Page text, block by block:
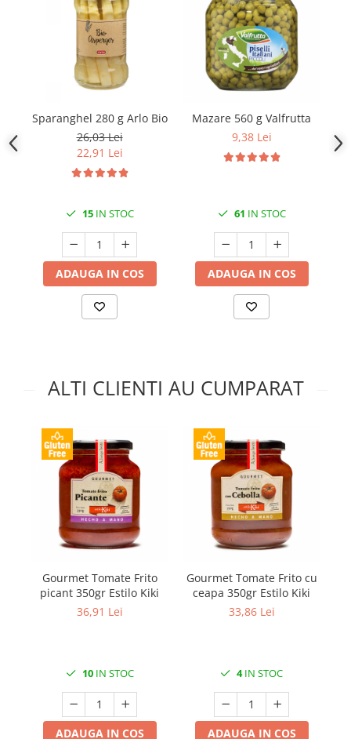
Sparanghel 280 g Arlo Bio
26,03 Lei
22,91 Lei
15IN STOC
ADAUGA IN COS
Mazare 560 g Valfrutta
9,38 Lei
61 IN STOC
ADAUGA IN COS
ALTI CLIENTI AU CUMPARAT
Gourmet Tomate Frito
picant 350gr Estilo Kiki
36,91 Lei
10IN STOC
ADAUGA IN COS
Gourmet Tomate Frito cu
ceapa 350gr Estilo Kiki
33,86 Lei
4IN STOC
ADAUGA IN COS